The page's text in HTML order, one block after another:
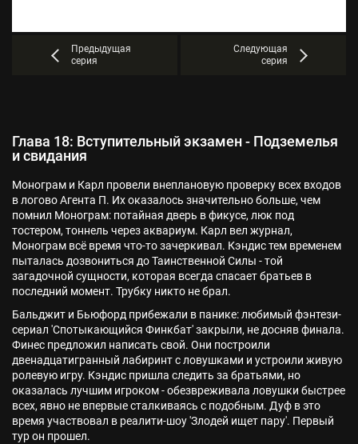
Предыдущая
серия
Следующая
серия
Глава 18: Вступительный экзамен - Подземелья
и свидания
Монограм и Карл провели внеплановую проверку всех входов
в логово Агента П. Их оказалось значительно больше, чем
помнил Монограм: потайная дверь в фикусе, люк под
тостером, тоннель через аквариум. Карл вел журнал,
Монограм всё время что-то зачеркивал. Кэндис тем временем
пыталась дозвониться до Таинственной Силы - той
загадочной сущности, которая всегда спасает братьев в
последний момент. Трубку никто не брал.
Бальджит и Бьюфорд прибежали в панике: любимый фэнтези-
сериал 'Спотыкающийся Финкбат' закрыли, не досняв финала.
Финес предложил написать свой. Они построили
двенадцатигранный лабиринт с ловушками и устроили живую
ролевую игру. Кэндис пришла следить за братьями, но
оказалась лучшим игроком - обезвреживала ловушки быстрее
всех, явно не впервые сталкиваясь с подобным. Дуф в это
время участвовал в реалити-шоу 'Злодей ищет пару'. Первый
тур он прошел.